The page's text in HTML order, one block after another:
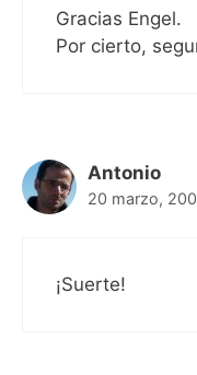
Gracias Engel.
Por cierto,
Antonio
20 marzo,
¡Suerte!